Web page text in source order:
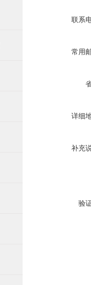
联系
常用
详细
补充
验